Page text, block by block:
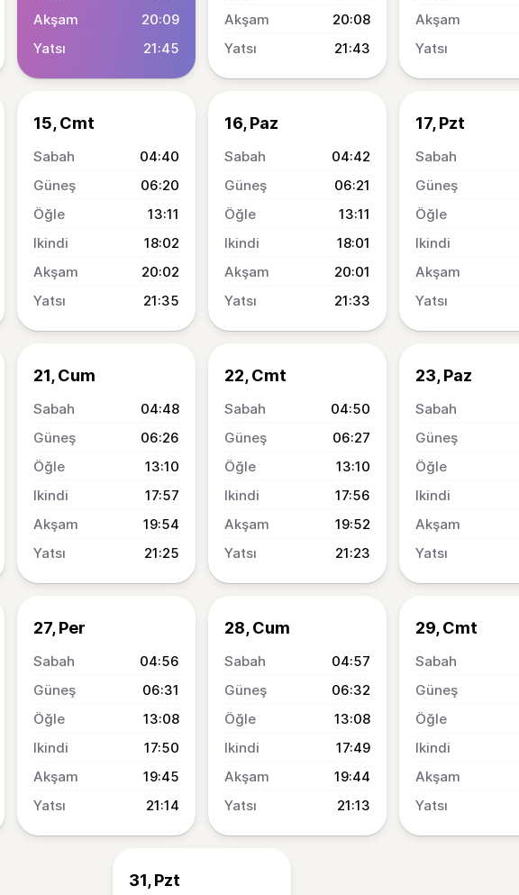
20:09
21:45
20:08
21:43
15, Cmt
04:40
06:20
13:11
18:02
20:02
21:35
16, Paz
04:42
06:21
13:11
18:01
20:01
21:33
17, Pzt
21, Cum
04:48
06:26
13:10
17:57
19:54
21:25
22, Cmt
04:50
06:27
13:10
17:56
19:52
21:23
23, Paz
27, Per
04:56
06:31
13:08
17:50
19:45
21:14
28, Cum
04:57
06:32
13:08
17:49
19:44
21:13
29, Cmt
31, Pzt